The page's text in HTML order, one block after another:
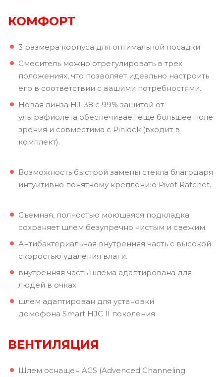
КОМФОРТ
3 размера корпуса для оптимальной посадки
Смеситель можно отрегулировать в трех
положениях, что позволяет идеально настроить
его в соответствии с вашими потребностями.
Новая линза HJ-38 с 99% защитой от
ультрафиолета обеспечивает еще большее поле
зрения и совместима с Pinlock (входит в
комплект).
Возможность быстрой замены стекла благодаря
интуитивно понятному креплению Pivot Ratchet.
Съемная, полностью моющаяся подкладка
сохраняет шлем безупречно чистым и свежим.
Антибактериальная внутренняя часть с высокой
скоростью удаления влаги.
внутренняя часть шлема адаптирована для
людей в очках
шлем адаптирован для установки
домофона Smart HJC II поколения
ВЕНТИЛЯЦИЯ
Шлем оснащен ACS (Advenced Channeling